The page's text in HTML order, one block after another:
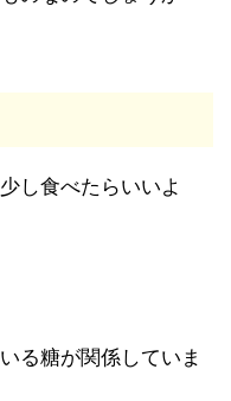
し食べたらいいよ
る糖が関係していま